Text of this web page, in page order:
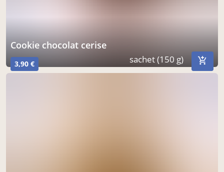
cookie chocolat cerise
3,90 € sachet (150 g)